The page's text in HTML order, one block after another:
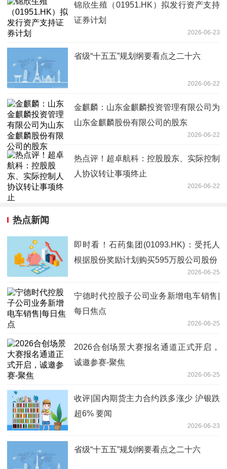
锦欣生殖（01951.HK）拟发行资产支持
证券计划
2026-06-23
省级“十五五”规划纲要看点之二十六
2026-06-22
金麒麟：山东金麒麟投资管理有限公司为
山东金麒麟股份有限公司的股东
2026-06-22
热点评！超卓航科：控股股东、实际控制
人协议转让事项终止
2026-06-22
热点新闻
即时看！石药集团(01093.HK)：受托人
根据股份奖励计划购买595万股公司股份
2026-06-25
宁德时代控股子公司业务新增电车销售|
每日焦点
2026-06-25
2026合创场景大赛报名通道正式开启，
诚邀参赛-聚焦
2026-06-25
收评|国内期货主力合约跌多涨少 沪银跌
超6% 要闻
2026-06-23
省级“十五五”规划纲要看点之二十六